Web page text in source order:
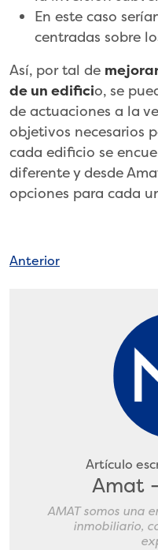
En este caso
centradas sobre
Así, por tal de
de un edificio, se
de actuaciones a la
objetivos necesarios
cada edificio se
diferente y desde
opciones para cada
Navegación
Anterior
Artículo
Amat
AMAT somos una
inmobiliario,